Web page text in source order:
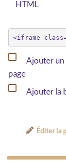
HTML
Ajouter un
page
Ajouter la
Éditer la